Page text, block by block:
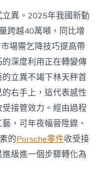
異。2025年我國新動
跨越40萬噸，同比增
市場需乞降技巧提高帶
深度利用正在轉變傳
立異不竭下林天秤首
右手上，這代表感性
接管效力。經由過程
，可年夜幅晉陞鎳、
的Porsche零件收受接
進級進一個步驟轉化為